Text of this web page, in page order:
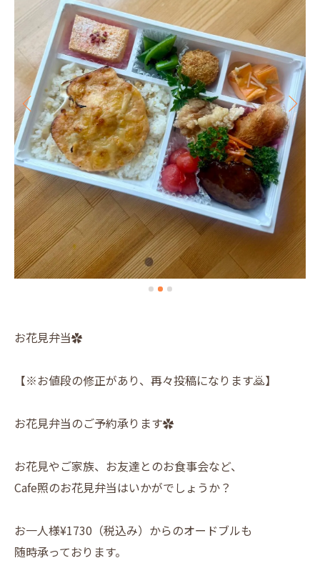
お花見弁当✿
【※お値段の修正があり、再々投稿になります🙇】
お花見弁当のご予約承ります✿
お花見やご家族、お友達とのお食事会など、
Cafe照のお花見弁当はいかがでしょうか？
お一人様¥1730（税込み）からのオードブルも
随時承っております。